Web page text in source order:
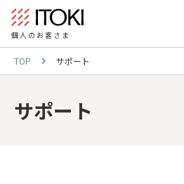
個人のお客さま
TOP サポート
サポート